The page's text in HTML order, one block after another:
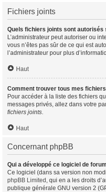
Fichiers joints
Quels fichiers joints sont autorisés
L’administrateur peut autoriser ou
vous n’êtes pas sûr de ce qui est
l’administrateur pour plus
Haut
Comment trouver tous mes
Pour accéder à la liste des fichiers
messages privés, allez dans votre
fichiers joints.
Haut
Concernant phpBB
Qui a développé ce logiciel de
Ce logiciel (dans sa version non
phpBB Limited , qui en a les droits
publique générale GNU version 2